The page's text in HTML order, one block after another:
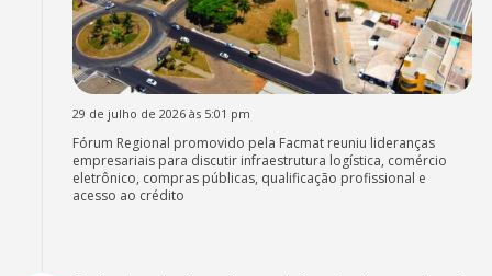
29 de julho de 2026 às 5:01 pm
Fórum Regional promovido pela Facmat reuniu lideranças
empresariais para discutir infraestrutura logística, comércio
eletrônico, compras públicas, qualificação profissional e
acesso ao crédito